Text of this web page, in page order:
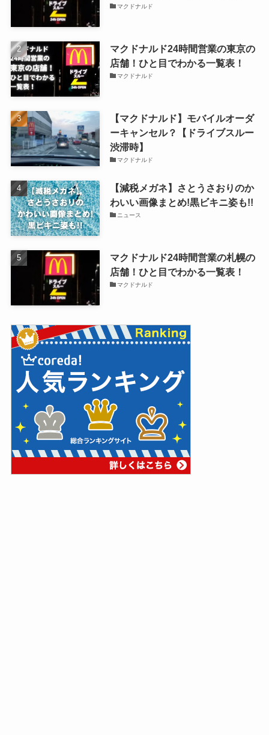
マクドナルド
マクドナルド24時間営業の東京の
店舗！ひと目でわかる一覧表！
マクドナルド
【マクドナルド】モバイルオーダ
ーキャンセル？【ドライブスルー
渋滞時】
マクドナルド
【減税メガネ】さとうさおりのか
わいい画像まとめ!黒ビキニ姿も!!
ニュース
マクドナルド24時間営業の札幌の
店舗！ひと目でわかる一覧表！
マクドナルド